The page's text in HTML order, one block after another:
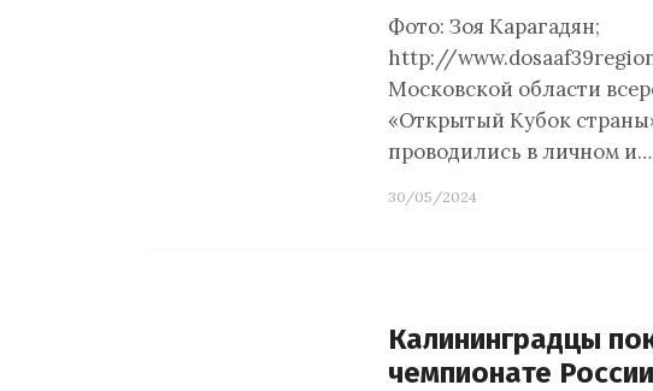
Фото: Зоя Карагадян;
http://
Московской области
«Открытый Кубок
проводились в личном и…
30/05/2024
Калининградцы
чемпионате